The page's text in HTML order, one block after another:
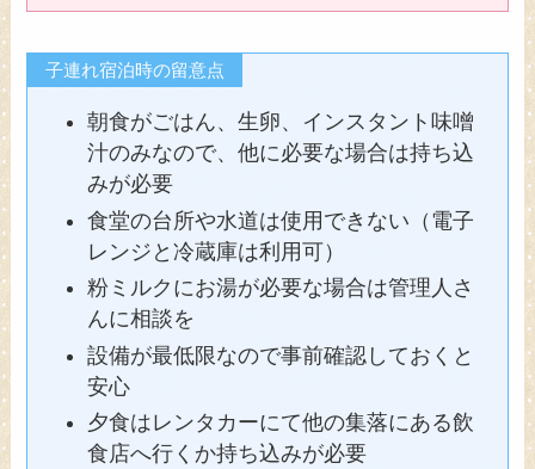
子連れ宿泊時の留意点
朝食がごはん、生卵、インスタント味噌
汁のみなので、他に必要な場合は持ち込
みが必要
食堂の台所や水道は使用できない（電子
レンジと冷蔵庫は利用可）
粉ミルクにお湯が必要な場合は管理人さ
んに相談を
設備が最低限なので事前確認しておくと
安心
夕食はレンタカーにて他の集落にある飲
食店へ行くか持ち込みが必要